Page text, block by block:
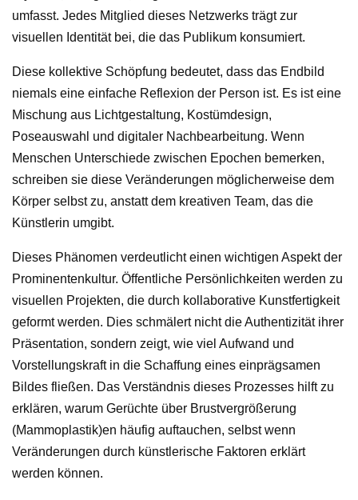
umfasst. Jedes Mitglied dieses Netzwerks trägt zur
visuellen Identität bei, die das Publikum konsumiert.
Diese kollektive Schöpfung bedeutet, dass das Endbild
niemals eine einfache Reflexion der Person ist. Es ist eine
Mischung aus Lichtgestaltung, Kostümdesign,
Poseauswahl und digitaler Nachbearbeitung. Wenn
Menschen Unterschiede zwischen Epochen bemerken,
schreiben sie diese Veränderungen möglicherweise dem
Körper selbst zu, anstatt dem kreativen Team, das die
Künstlerin umgibt.
Dieses Phänomen verdeutlicht einen wichtigen Aspekt der
Prominentenkultur. Öffentliche Persönlichkeiten werden zu
visuellen Projekten, die durch kollaborative Kunstfertigkeit
geformt werden. Dies schmälert nicht die Authentizität ihrer
Präsentation, sondern zeigt, wie viel Aufwand und
Vorstellungskraft in die Schaffung eines einprägsamen
Bildes fließen. Das Verständnis dieses Prozesses hilft zu
erklären, warum Gerüchte über Brustvergrößerung
(Mammoplastik)en häufig auftauchen, selbst wenn
Veränderungen durch künstlerische Faktoren erklärt
werden können.